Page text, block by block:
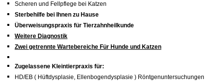
Scheren und Fellpflege bei Katzen
Sterbehilfe bei Ihnen zu Hause
Überweisungspraxis für Tierzahnheilkunde
Weitere Diagnostik
Zwei getrennte Wartebereiche Für Hunde und Katzen
Zugelassene Kleintierpraxis für:
HD/EB ( Hüftdysplasie, Ellenbogendysplasie ) Röntgenuntersuchungen